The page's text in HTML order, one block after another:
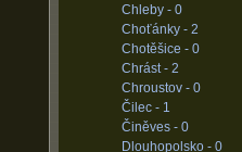
Chleby - 0
Choťánky - 2
Chotěšice - 0
Chrást - 2
Chroustov - 0
Čilec - 1
Činěves - 0
Dlouhopolsko - 0